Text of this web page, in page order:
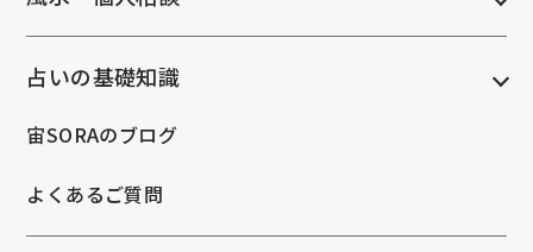
占いの基礎知識
宙SORAのブログ
よくあるご質問